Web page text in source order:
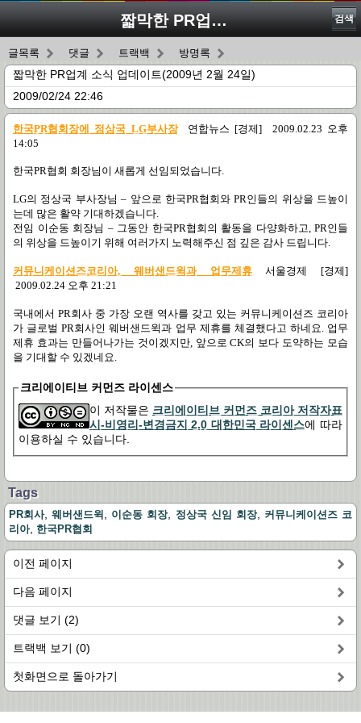
짧막한 PR업계 소식 업데이트(2009년 2월 24일) 검색
글목록 댓글 트랙백 방명록
짧막한 PR업계 소식 업데이트(2009년 2월 24일)
2009/02/24 22:46
한국PR협회장에 정상국 LG부사장 연합뉴스 [경제] 2009.02.23 오후
14:05
한국PR협회 회장님이 새롭게 선임되었습니다.
LG의 정상국 부사장님– 앞으로 한국PR협회와PR인들의 위상을 드높이
는데 많은 활약 기대하겠습니다.
전임 이순동 회장님 – 그동안 한국PR협회의 활동을 다양화하고, PR인들
의 위상을 드높이기 위해 여러가지 노력해주신 점 깊은 감사 드립니다.
커뮤니케이션즈코리아, 웨버샌드윅과 업무제휴 서울경제 [경제]
2009.02.24 오후 21:21
국내에서 PR회사 중 가장 오랜 역사를 갖고 있는 커뮤니케이션즈 코리아
가 글로벌 PR회사인 웨버샌드윅과 업무 제휴를 체결했다고 하네요. 업무
제휴 효과는 만들어나가는 것이겠지만, 앞으로 CK의 보다 도약하는 모습
을 기대할 수 있겠네요.
크리에이티브 커먼즈 라이센스
이 저작물은 크리에이티브 커먼즈 코리아 저작자표
시-비영리-변경금지 2.0 대한민국 라이센스에 따라
이용하실 수 있습니다.
Tags
PR회사,웨버샌드윅 이순동 회장, 정상국 신임 회장, 커뮤니케이션즈 코
리아, 한국PR협회
이전 페이지
다음 페이지
댓글 보기 (2)
트랙백 보기 (0)
첫화면으로 돌아가기